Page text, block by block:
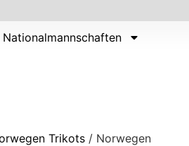
Nationalmannschaften
Trikots / Norwegen